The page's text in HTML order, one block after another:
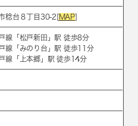
稔台８丁目30-2[ MAP]
線 「 松戸新田 」駅 徒歩8分
線 「 みのり台 」駅 徒歩11分
線 「 上本郷」駅 徒歩14分